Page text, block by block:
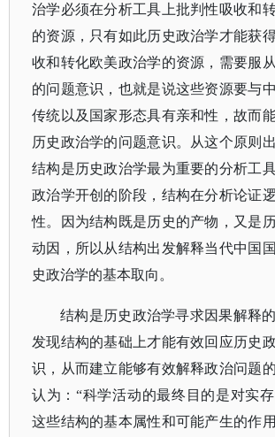
治学必须在分析工具上批判性吸收和
的资源，只有如此历史政治学才能获
收和转化欧美政治学的资源，需要服
的问题意识，也就是说这些资源要与
传统以及国家形态具有亲和性，故而
历史政治学的问题意识。从这个原则
结构是历史政治学最为重要的分析工
政治学开创的阶段，结构在分析论证
性。因为结构既是历史的产物，又是
动因，所以从结构出发解释当代中国
史政治学的基本取向。
结构是历史政治学寻求因果解释
发现结构的基础上才能有效回应历史
识，从而建立能够有效解释政治问题
认为：“科学活动的最终目的是对实存
这些结构的基本属性和可能产生的作